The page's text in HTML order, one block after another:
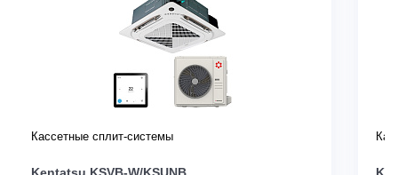
Кассетные сплит-системы
Kentatsu KSVB-W/KSUNB